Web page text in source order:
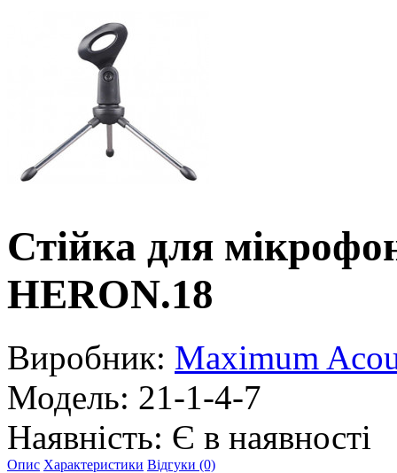
Стійка для
HERON.18
Виробник: Maximum
Модель: 21-1-4-7
Наявність: Є в наявності
Опис Характеристики Відгуки (0)